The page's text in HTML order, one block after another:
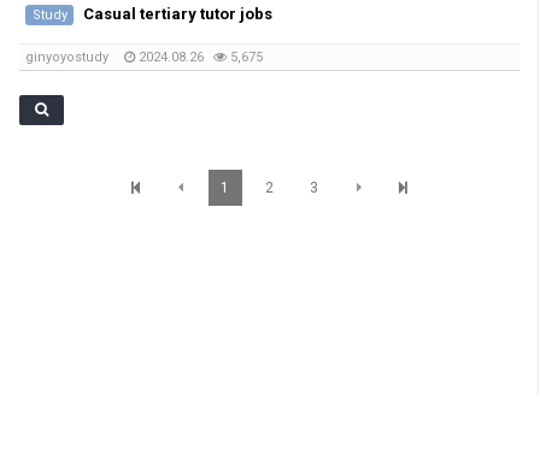
Study Casual tertiary tutor jobs
ginyoyostudy 2024.08.26 5,675
1 2 3